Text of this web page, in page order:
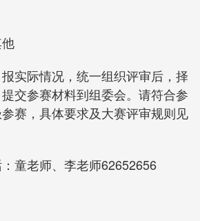
实际情况，统一组织评审后，择
交参赛材料到组委会。请符合参
赛，具体要求及大赛评审规则见
童老师、李老师62652656